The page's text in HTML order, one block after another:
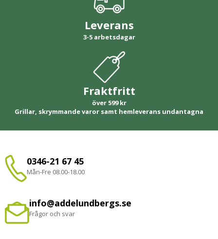
Leverans
3-5 arbetsdagar
Fraktfritt
över 599 kr
Grillar, skrymmande varor samt hemleverans undantagna
0346-21 67 45
Mån-Fre 08.00-18.00
info@addelundbergs.se
Frågor och svar